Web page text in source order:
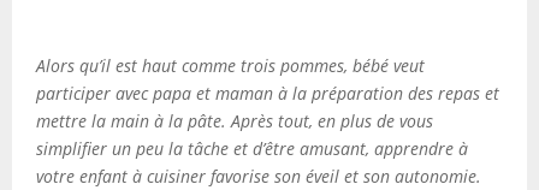
Alors qu’il est haut comme trois pommes, bébé veut
participer avec papa et maman à la préparation des repas et
mettre la main à la pâte. Après tout, en plus de vous
simplifier un peu la tâche et d’être amusant, apprendre à
votre enfant à cuisiner favorise son éveil et son autonomie.